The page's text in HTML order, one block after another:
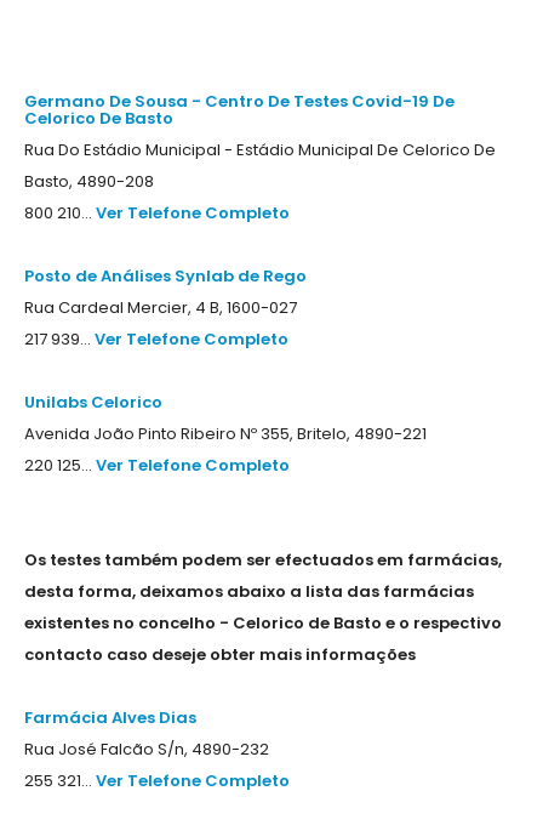
Germano De Sousa - Centro De Testes Covid-19 De
Celorico De Basto
Rua Do Estádio Municipal - Estádio Municipal De Celorico De
Basto, 4890-208
800 210... Ver Telefone Completo
Posto de Análises Synlab de Rego
Rua Cardeal Mercier, 4 B, 1600-027
217 939... Ver Telefone Completo
Unilabs Celorico
Avenida João Pinto Ribeiro Nº 355, Britelo, 4890-221
220 125... Ver Telefone Completo
Os testes também podem ser efectuados em farmácias,
desta forma, deixamos abaixo a lista das farmácias
existentes no concelho - Celorico de Basto e o respectivo
contacto caso deseje obter mais informações
Farmácia Alves Dias
Rua José Falcão S/n, 4890-232
255 321... Ver Telefone Completo